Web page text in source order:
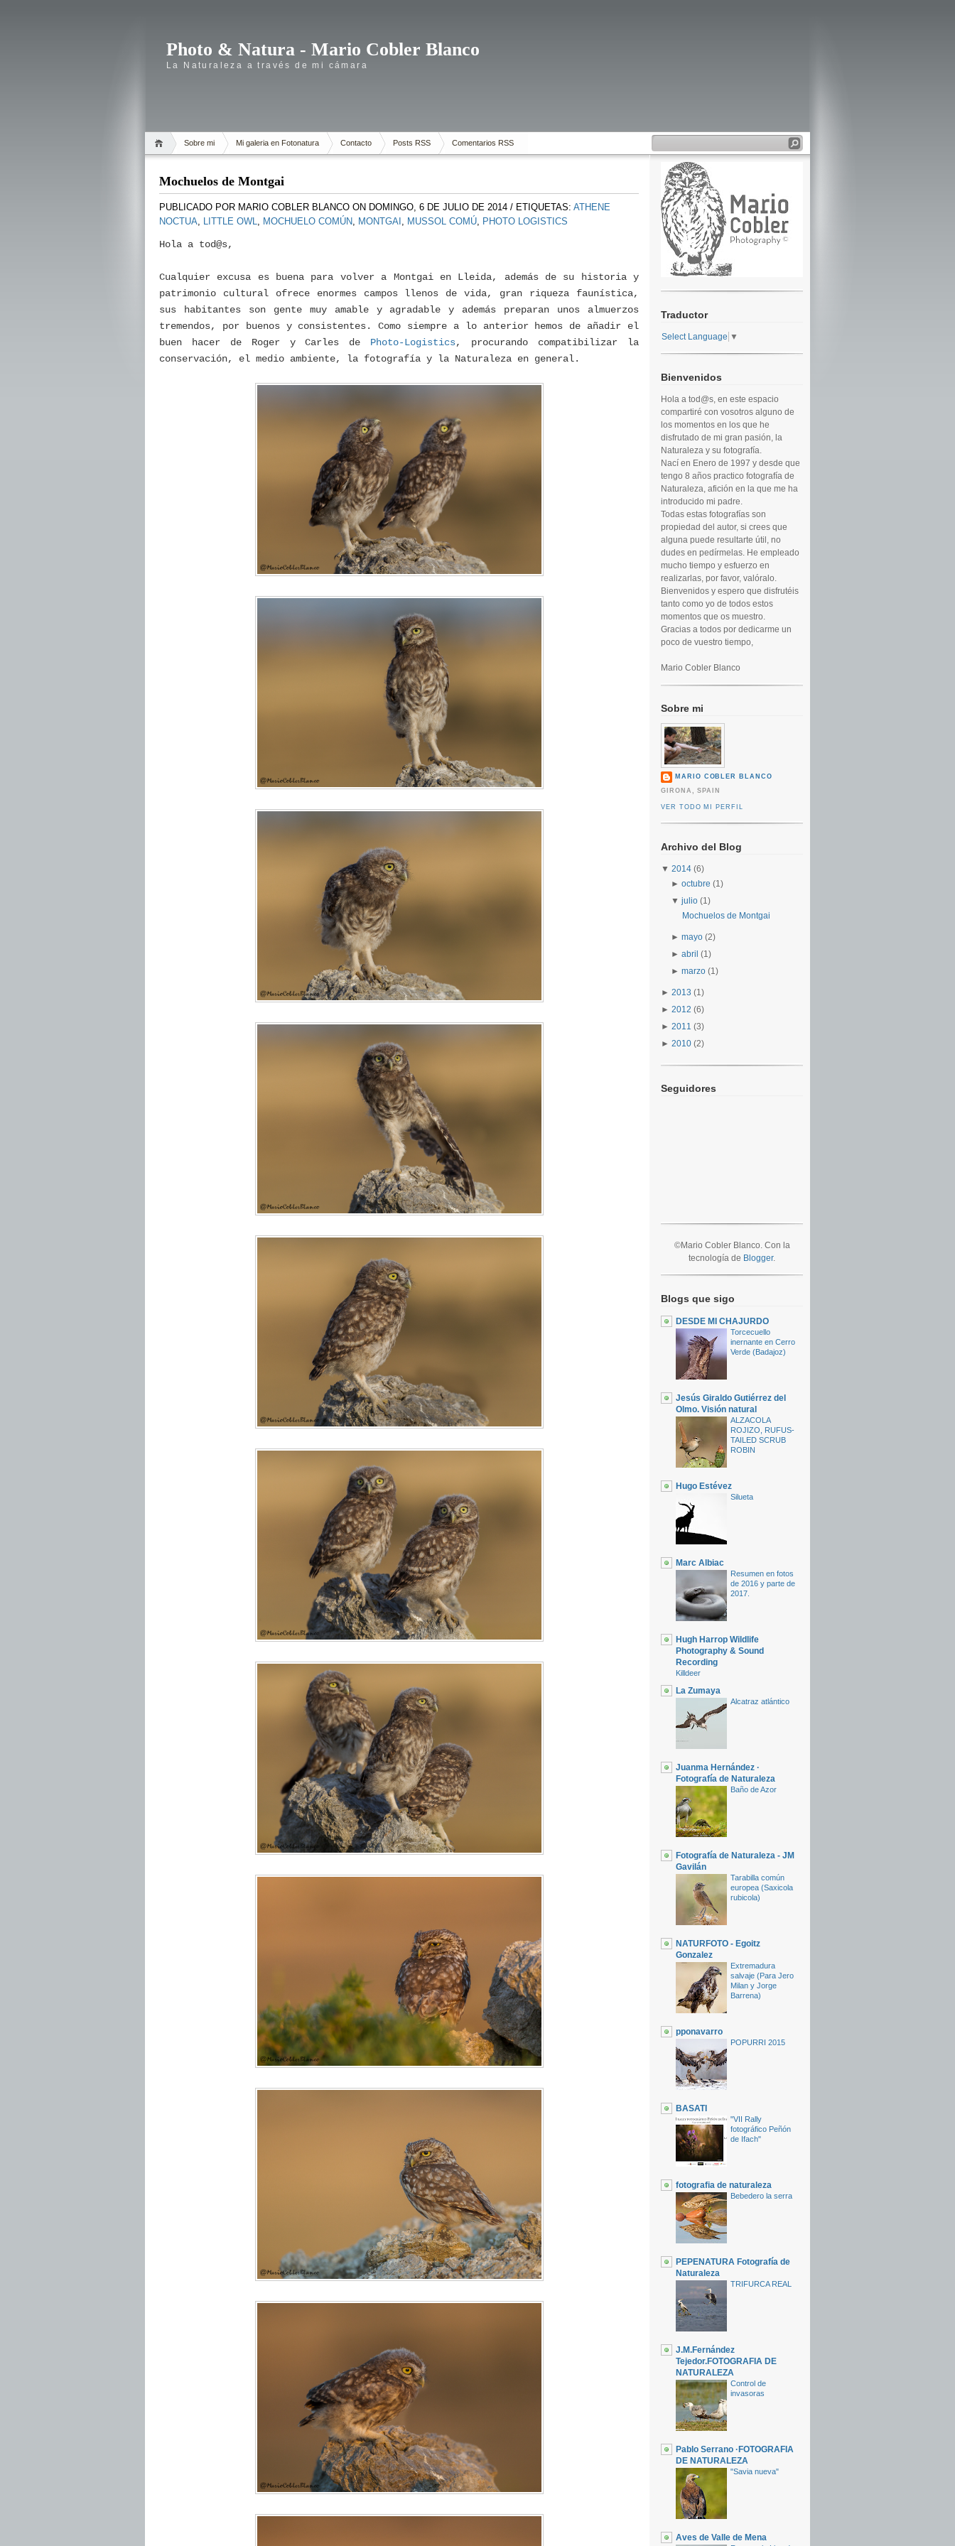
Photo & Natura - Mario Cobler Blanco
La Naturaleza a través de mi cámara
Sobre mi Mi galeria en Fotonatura Contacto Posts RSS Comentarios RSS
Mochuelos de Montgai
PUBLICADO POR MARIO COBLER BLANCO ON DOMINGO, 6 DE JULIO DE 2014 / ETIQUETAS: ATHENE
NOCTUA, LITTLE OWL, MOCHUELO COMÚN, MONTGAI , MUSSOL COMÚ, PHOTO LOGISTICS
Hola a tod@s,
Cualquier excusa es buena para volver a Montgai en Lleida, además de su historia y
patrimonio cultural ofrece enormes campos llenos de vida, gran riqueza faunística,
sus habitantes son gente muy amable y agradable y además preparan unos almuerzos
tremendos, por buenos y consistentes. Como siempre a lo anterior hemos de añadir el
buen hacer de Roger y Carles de Photo-Logistics, procurando compatibilizar la
conservación, el medio ambiente, la fotografía y la Naturaleza en general.
Traductor
Select Language ▼
Bienvenidos
Hola a tod@s, en este espacio
compartiré con vosotros alguno de
los momentos en los que he
disfrutado de mi gran pasión, la
Naturaleza y su fotografía.
Nací en Enero de 1997 y desde que
tengo 8 años practico fotografía de
Naturaleza, afición en la que me ha
introducido mi padre.
Todas estas fotografías son
propiedad del autor, si crees que
alguna puede resultarte útil, no
dudes en pedírmelas. He empleado
mucho tiempo y esfuerzo en
realizarlas, por favor, valóralo.
Bienvenidos y espero que disfrutéis
tanto como yo de todos estos
momentos que os muestro.
Gracias a todos por dedicarme un
poco de vuestro tiempo,
Mario Cobler Blanco
Sobre mi
MARIO COBLER BLANCO
GIRONA, SPAIN
VER TODO MI PERFIL
Archivo del Blog
▼ 2014 (6)
►octubre (1)
▼julio (1)
Mochuelos de Montgai
►mayo (2)
►abril (1)
►marzo (1)
► 2013 (1)
► 2012 (6)
► 2011 (3)
► 2010 (2)
Seguidores
©Mario Cobler Blanco. Con la
tecnología de Blogger.
Blogs que sigo
DESDE MI CHAJURDO
Torcecuello
inernante en Cerro
Verde (Badajoz)
Jesús Giraldo Gutiérrez del
Olmo. Visión natural
ALZACOLA
ROJIZO, RUFUS-
TAILED SCRUB
ROBIN
Hugo Estévez
Silueta
Marc Albiac
Resumen en fotos
de 2016 y parte de
2017.
Hugh Harrop Wildlife
Photography & Sound
Recording
Killdeer
La Zumaya
Alcatraz atlántico
Juanma Hernández ·
Fotografía de Naturaleza
Baño de Azor
Fotografía de Naturaleza - JM
Gavilán
Tarabilla común
europea (Saxicola
rubicola)
NATURFOTO - Egoitz
Gonzalez
Extremadura
salvaje (Para Jero
Milan y Jorge
Barrena)
pponavarro
POPURRI 2015
BASATI
"VII Rally
fotográfico Peñón
de Ifach"
fotografia de naturaleza
Bebedero la serra
PEPENATURA Fotografía de
Naturaleza
TRIFURCA REAL
J.M.Fernández
Tejedor.FOTOGRAFIA DE
NATURALEZA
Control de
invasoras
Pablo Serrano ·FOTOGRAFIA
DE NATURALEZA
"Savia nueva"
Aves de Valle de Mena